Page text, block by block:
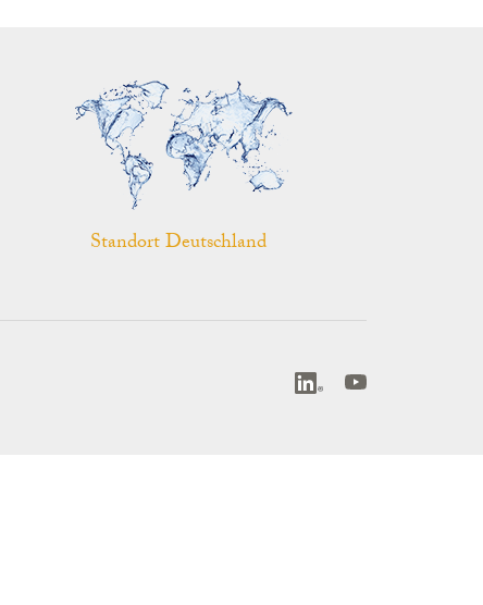
Standort Deutschland